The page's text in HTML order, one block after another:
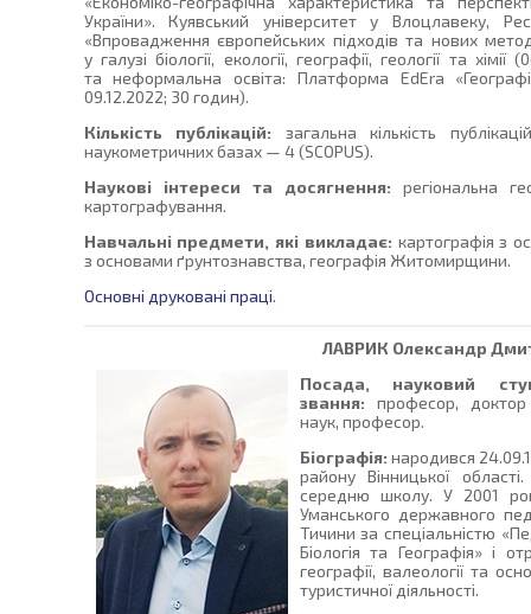
України». Куявський університет у Влоцлавеку,
«Впровадження європейських підходів та нових
у галузі біології, екології, географії, геології та
та неформальна освіта: Платформа EdEra
09.12.2022; 30 годин).
Кількість публікацій: загальна кількість
наукометричних базах — 4 (SCOPUS).
Наукові інтереси та досягнення: регіональна
картографування.
Навчальні предмети, які викладає: картографія з
з основами ґрунтознавства, географія Житомирщини.
Основні друковані праці.
ЛАВРИК Олександр
Посада, науковий
звання: професор, доктор
наук, професор.
Біографія: народився
району Вінницької
середню школу. У 2001
Уманського державного
Тичини за спеціальністю
Біологія та Географія» і
географії, валеології та
туристичної діяльності.